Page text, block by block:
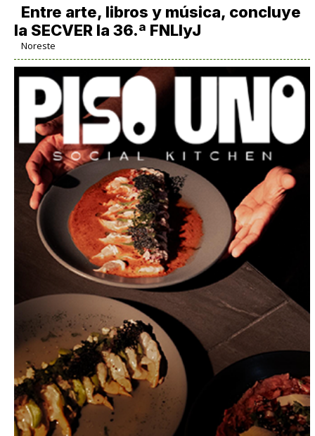
Entre arte, libros y música, concluye
la SECVER la 36.ª FNLIyJ
Noreste